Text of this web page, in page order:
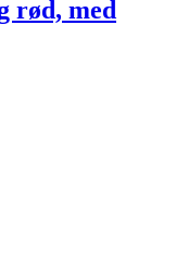
rød, med